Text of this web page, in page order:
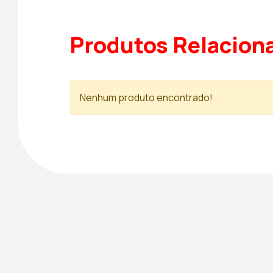
Produtos
Nenhum produto encontrado!